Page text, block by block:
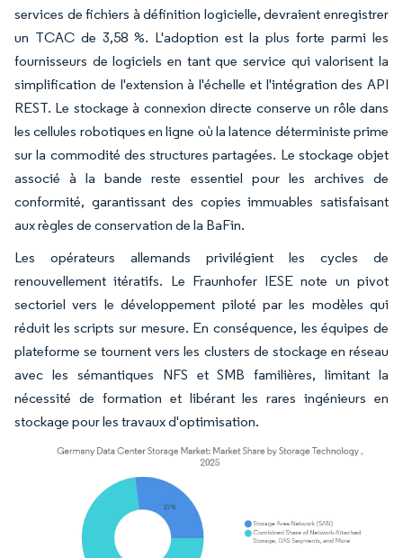
services de fichiers à définition logicielle, devraient enregistrer
un TCAC de 3,58 %. L'adoption est la plus forte parmi les
fournisseurs de logiciels en tant que service qui valorisent la
simplification de l'extension à l'échelle et l'intégration des API
REST. Le stockage à connexion directe conserve un rôle dans
les cellules robotiques en ligne où la latence déterministe prime
sur la commodité des structures partagées. Le stockage objet
associé à la bande reste essentiel pour les archives de
conformité, garantissant des copies immuables satisfaisant
aux règles de conservation de la BaFin.
Les opérateurs allemands privilégient les cycles de
renouvellement itératifs. Le Fraunhofer IESE note un pivot
sectoriel vers le développement piloté par les modèles qui
réduit les scripts sur mesure. En conséquence, les équipes de
plateforme se tournent vers les clusters de stockage en réseau
avec les sémantiques NFS et SMB familières, limitant la
nécessité de formation et libérant les rares ingénieurs en
stockage pour les travaux d'optimisation.